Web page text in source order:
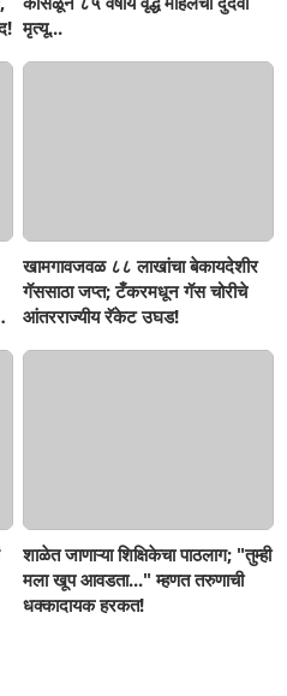
मृत्यू...
खामगावजवळ ८८ लाखांचा बेकायदेशीर
गॅससाठा जप्त; टँकरमधून गॅस चोरीचे
आंतरराज्यीय रॅकेट उघड!
शाळेत जाणाऱ्या शिक्षिकेचा पाठलाग; "तुम्ही
मला खूप आवडता..." म्हणत तरुणाची
धक्कादायक हरकत!